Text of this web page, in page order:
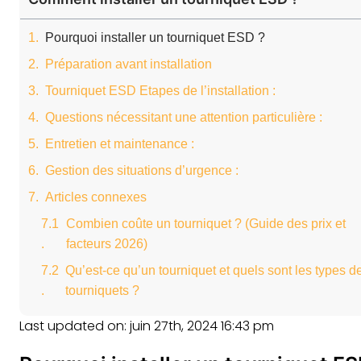
Pourquoi installer un tourniquet ESD ?
Préparation avant installation
Tourniquet ESD Etapes de l’installation :
Questions nécessitant une attention particulière :
Entretien et maintenance :
Gestion des situations d’urgence :
Articles connexes
Combien coûte un tourniquet ? (Guide des prix et
facteurs 2026)
Qu’est-ce qu’un tourniquet et quels sont les types
tourniquets ?
Last updated on: juin 27th, 2024 16:43 pm